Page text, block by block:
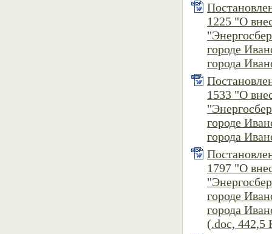
1225 "О
городе
города
1533 "О
городе
города
1797 "О
городе
города
(.doc, 442,5